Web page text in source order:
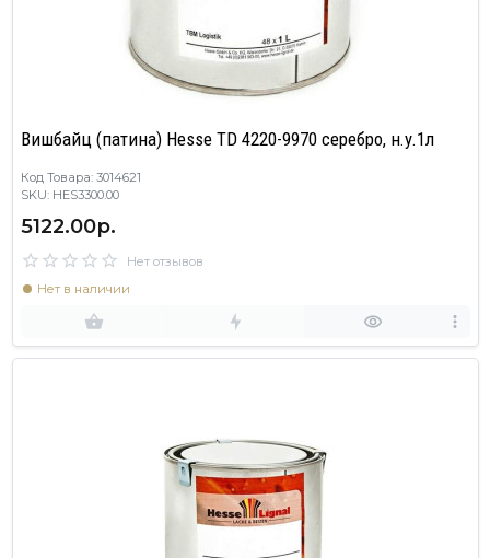
Вишбайц (патина) Hesse TD 4220-9970 серебро, н.у.1л
Код Товара: 3014621
SKU: HES3300.00
5122.00р.
Нет отзывов
Нет в наличии